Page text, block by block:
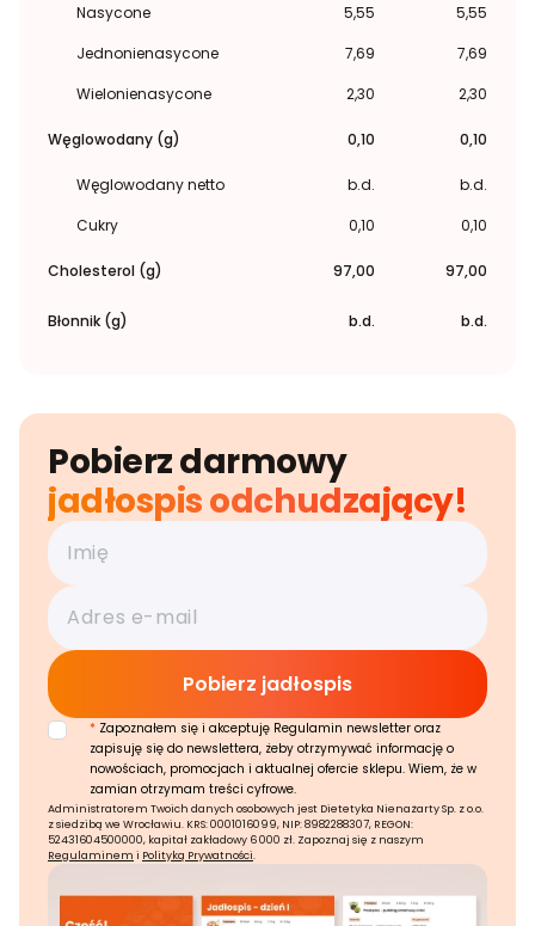
Nasycone 5,55
5,55
Jednonienasycone
7,69
7,69
Wielonienasycone
2,30 2,30
Węglowodany (g) 0,10 0,10
Węglowodany netto b.d.
b.d.
Cukry
0,10 0,10
Cholesterol (g) 97,00 97,00
Błonnik (g) b.d. b.d.
Pobierz darmowy
jadłospis odchudzający!
* Zapoznałem się i akceptuję Regulamin newsletter oraz
zapisuję się do newslettera, żeby otrzymywać informację o
nowościach, promocjach i aktualnej ofercie sklepu. Wiem, że w
zamian otrzymam treści cyfrowe.
Administratorem Twoich danych osobowych jest Dietetyka Nienażarty Sp. z o.o.
z siedzibą we Wrocławiu. KRS: 0001016099, NIP: 8982288307, REGON:
52431604500000, kapitał zakładowy 6 000 zł. Zapoznaj się z naszym
Regulaminem i Polityką Prywatności.